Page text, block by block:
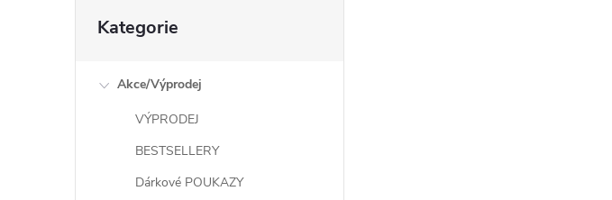
kategorie
Kategorie
Akce/Výprodej
VÝPRODEJ
BESTSELLERY
Dárkové POUKAZY